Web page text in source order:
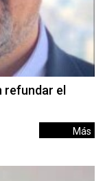
refundar el
Más